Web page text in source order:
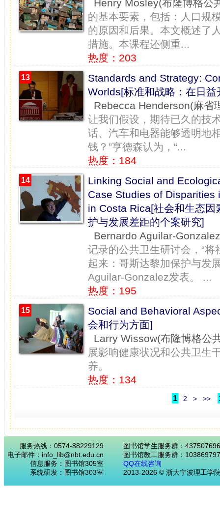
Henry Mosley(布隆博格公
的基本要素，包括：人口规
的原因和后果。本文概述了
措施。本课程还侧重...
热度：203
13
Standards and Strategy:
Worlds[标准和战略：在日
Rebecca Henderson(麻省
让我们假设，期待已久的技
话、汽车和电器能够透明地
钱？”亨德森认为，“...
热度：184
14
Linking Social and
Case Studies of
in Costa Rica[社会和生态因
护与发展差距的个案研究]
Bernardo Aguilar-
记录的公共卫生研讨会，“
起来：哥斯达黎加保护与发
Aguilar-Gonzalez发表。 ...
热度：195
15
Social and Behavioral
会和行为方面]
Larry Wissow(布隆博格公
展影响健康状况和公共卫生
养。
热度：134
1 2 > >>
服务热线：0574-88229129
电子邮件：info_lib@nbt.edu.cn
信息服务：图书馆305室
系统研发：图书馆303室
图书馆学生服务群：437507696
图书馆教工服务群：
QQ在线咨询
2013-2026 © 浙大宁波理工学